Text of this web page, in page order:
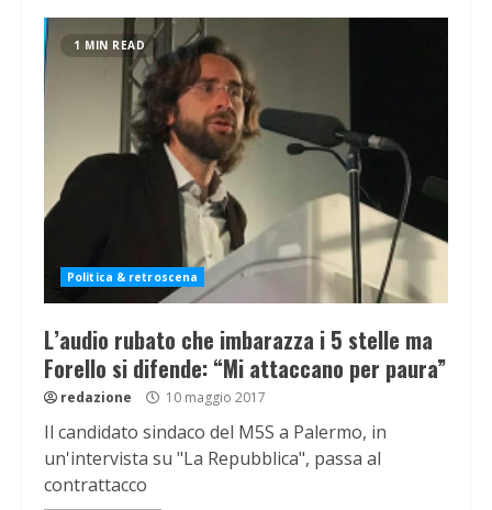
1 MIN READ
Politica & retroscena
L’audio rubato che imbarazza i 5 stelle ma
Forello si difende: “Mi attaccano per paura”
redazione 10 maggio 2017
Il candidato sindaco del M5S a Palermo, in
un'intervista su "La Repubblica", passa al
contrattacco